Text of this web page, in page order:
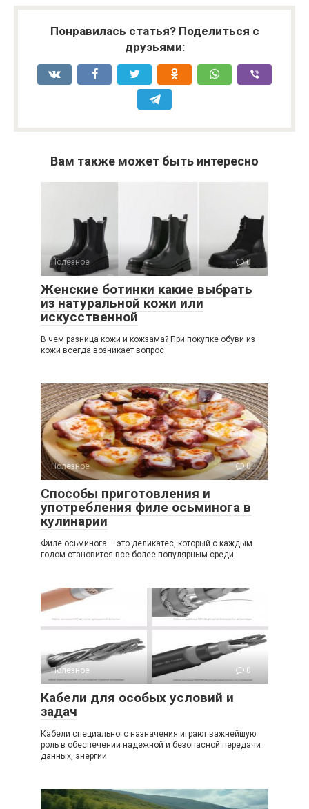
Понравилась статья? Поделиться с
друзьями:
Вам также может быть интересно
Полезное 0
Женские ботинки какие выбрать
из натуральной кожи или
искусственной
В чем разница кожи и кожзама? При покупке обуви из
кожи всегда возникает вопрос
Полезное 0
Способы приготовления и
употребления филе осьминога в
кулинарии
Филе осьминога – это деликатес, который с каждым
годом становится все более популярным среди
Полезное 0
Кабели для особых условий и
задач
Кабели специального назначения играют важнейшую
роль в обеспечении надежной и безопасной передачи
данных, энергии